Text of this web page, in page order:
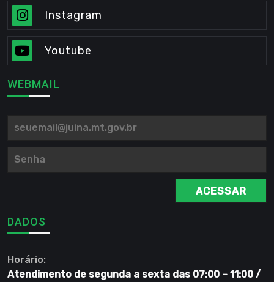
Instagram
Youtube
WEBMAIL
ACESSAR
DADOS
Horário:
Atendimento de segunda a sexta das 07:00 – 11:00 /